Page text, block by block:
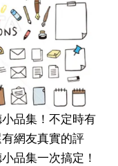
品集！不定時有
網友真實的評
品集一次搞定！